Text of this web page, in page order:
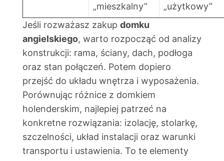
„mieszkalny”
„użytkowy”
Jeśli rozważasz zakup domku
angielskiego, warto rozpocząć od analizy
konstrukcji: rama, ściany, dach, podłoga
oraz stan połączeń. Potem dopiero
przejść do układu wnętrza i wyposażenia.
Porównując różnice z domkiem
holenderskim, najlepiej patrzeć na
konkretne rozwiązania: izolację, stolarkę,
szczelności, układ instalacji oraz warunki
transportu i ustawienia. To te elementy